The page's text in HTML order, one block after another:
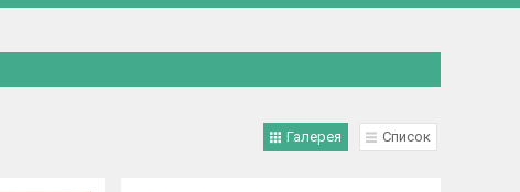
Галерея Список